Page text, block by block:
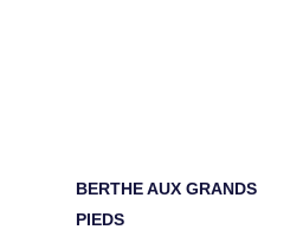
BERTHE AUX GRANDS
PIEDS